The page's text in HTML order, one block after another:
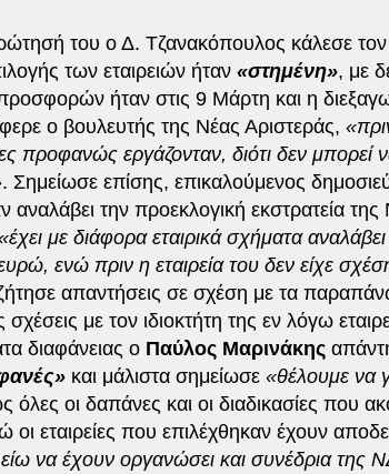
του ο Δ. Τζανακόπουλος κάλεσε
των εταιρειών ήταν «στημένη», με
ήταν στις 9 Μάρτη και η
ο βουλευτής της Νέας Αριστεράς,
προφανώς εργάζονταν, διότι δεν μπορεί
. Σημείωσε επίσης, επικαλούμενος
αναλάβει την προεκλογική εκστρατεία της
με διάφορα εταιρικά σχήματα
ενώ πριν η εταιρεία του δεν είχε
απαντήσεις σε σχέση με τα
σχέσεις με τον ιδιοκτήτη της εν λόγω
διαφάνειας ο Παύλος Μαρινάκης
και μάλιστα σημείωσε «θέλουμε να
όλες οι δαπάνες και οι διαδικασίες που
εταιρείες που επιλέχθηκαν έχουν
να έχουν οργανώσει και συνέδρια της